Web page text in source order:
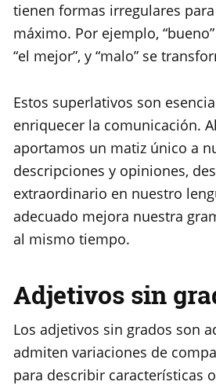
tienen formas irregulares
máximo. Por ejemplo,
“el mejor”, y “malo” se
Estos superlativos son
enriquecer la comunicación.
aportamos un matiz único a
descripciones y opiniones,
extraordinario en nuestro
adecuado mejora nuestra
al mismo tiempo.
Adjetivos sin
Los adjetivos sin grados son
admiten variaciones de
para describir características